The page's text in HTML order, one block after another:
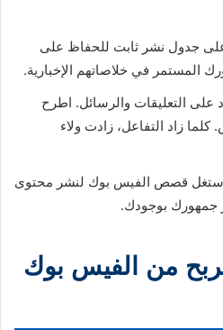
جدول نشر ثابت للحفاظ على
المستمر في خلاصاتهم الإخبارية.
على التعليقات والرسائل. اطرح
زاد التفاعل، زادت ولاء
قصص الفيس بوك لنشر محتوى
جمهورك بوجودك.
من الفيس بوك